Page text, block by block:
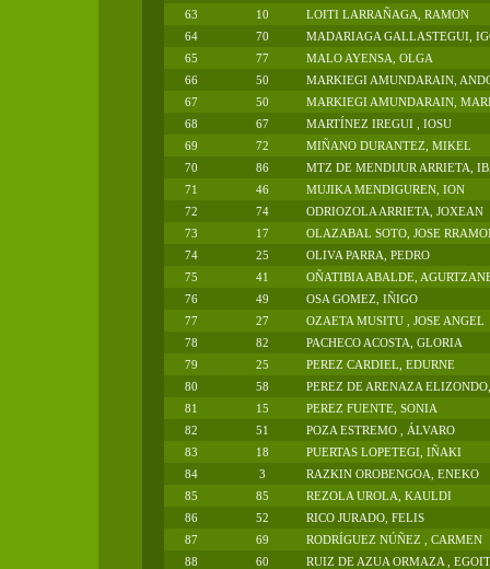
63
10
LOITI LARRAÑAGA, RAMON
64
70
MADARIAGA GALLASTEGUI,
65
77
MALO AYENSA, OLGA
66
50
MARKIEGI AMUNDARAIN,
67
50
MARKIEGI AMUNDARAIN,
68
67
MARTÍNEZ IREGUI , IOSU
69
72
MIÑANO DURANTEZ, MIKEL
70
86
MTZ DE MENDIJUR ARRIETA,
71
46
MUJIKA MENDIGUREN, ION
72
74
ODRIOZOLA ARRIETA, JOXEAN
73
17
OLAZABAL SOTO, JOSE
74
25
OLIVA PARRA, PEDRO
75
41
OÑATIBIA ABALDE,
76
49
OSA GOMEZ, IÑIGO
77
27
OZAETA MUSITU , JOSE ANGEL
78
82
PACHECO ACOSTA, GLORIA
79
25
PEREZ CARDIEL, EDURNE
80
58
PEREZ DE ARENAZA
81
15
PEREZ FUENTE, SONIA
82
51
POZA ESTREMO , ÁLVARO
83
18
PUERTAS LOPETEGI, IÑAKI
84
3
RAZKIN OROBENGOA, ENEKO
85
85
REZOLA UROLA, KAULDI
86
52
RICO JURADO, FELIS
87
69
RODRÍGUEZ NÚÑEZ , CARMEN
88
60
RUIZ DE AZUA ORMAZA ,